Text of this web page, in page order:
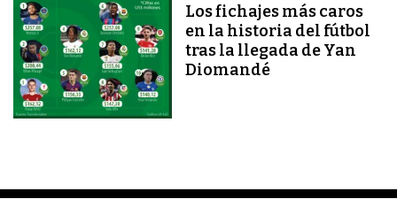
Los fichajes más caros
en la historia del fútbol
tras la llegada de Yan
Diomandé